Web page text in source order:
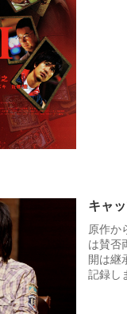
キャ
原作か
は賛否
開は継
記録し